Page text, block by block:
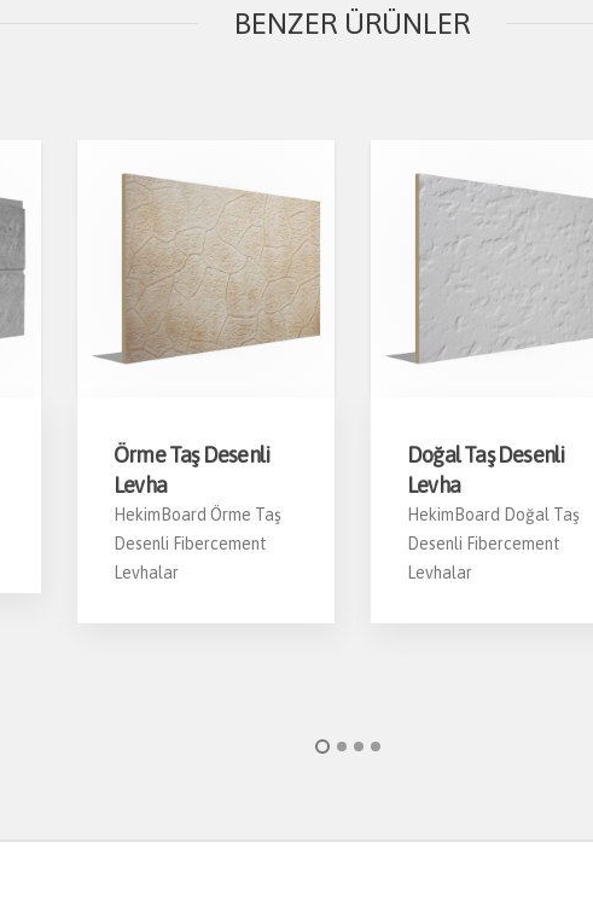
BENZER ÜRÜNLER
Örme Taş Desenli
Levha
HekimBoard Örme Taş
Desenli Fibercement
Levhalar
Doğal Taş Desenli
Levha
HekimBoard Doğal Taş
Desenli Fibercement
Levhalar